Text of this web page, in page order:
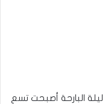
البارحة أصبحت تسع